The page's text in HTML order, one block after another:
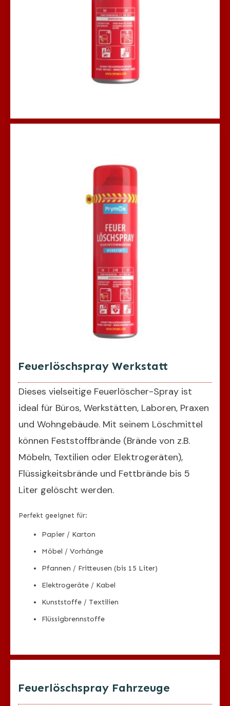
Feuerlöschspray Werkstatt
Dieses vielseitige Feuerlöscher-Spray ist
ideal für Büros, Werkstätten, Laboren, Praxen
und Wohngebäude. Mit seinem Löschmittel
können Feststoffbrände (Brände von z.B.
Möbeln, Textilien oder Elektrogeräten),
Flüssigkeitsbrände und Fettbrände bis 5
Liter gelöscht werden.
Perfekt geeignet für:
Papier / Karton
Möbel / Vorhänge
Pfannen / Fritteusen (bis 15 Liter)
Elektrogeräte / Kabel
Kunststoffe / Textilien
Flüssigbrennstoffe
Feuerlöschspray Fahrzeuge